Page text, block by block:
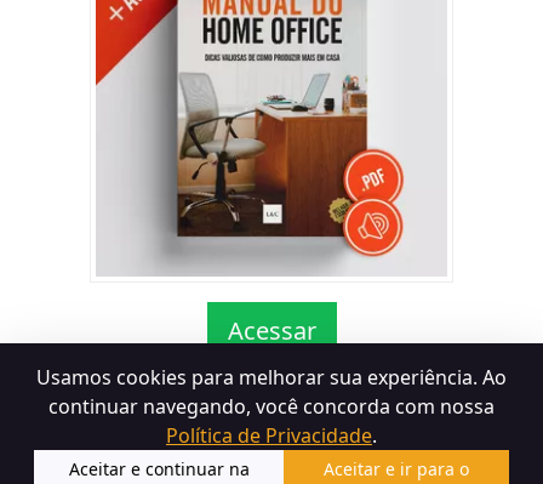
Usamos cookies para melhorar sua experiência. Ao
continuar navegando, você concorda com nossa
Política de Privacidade.
Aceitar e continuar na
Aceitar e ir para o
Acessar
Termos de Uso Política de Devolução
Privacidade